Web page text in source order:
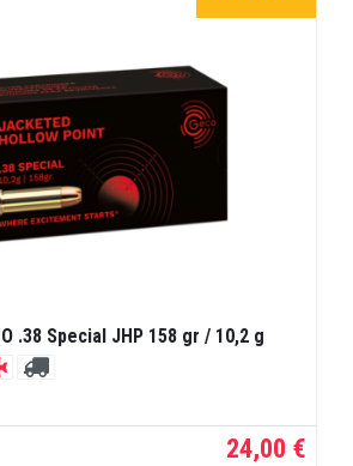
.38 Special JHP 158 gr / 10,2 g
24,00 €